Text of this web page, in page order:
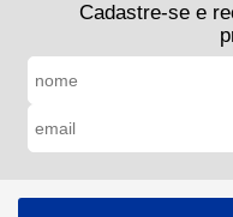
Cadastre-se e